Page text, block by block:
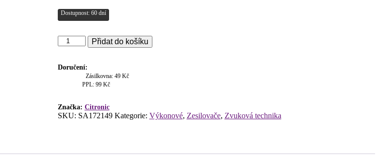
Dostupnost: 60 dní
Citronic
D41000,
kanálový
100W
množství
Přidat do košíku
Doručení:
Zásilkovna: 49 Kč
PPL: 99 Kč
Značka: Citronic
SKU: SA172149 Kategorie: Výkonové, Zesilovače, Zvuková technika